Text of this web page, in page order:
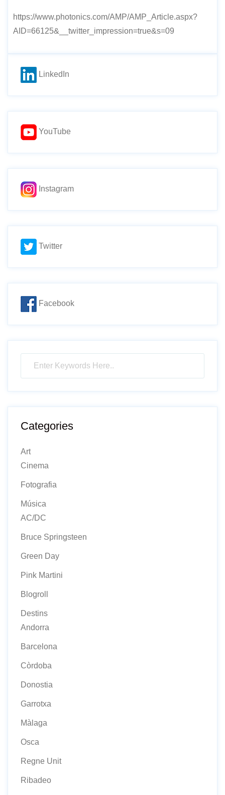
https://www.photonics.com/AMP/AMP_Article.aspx?
AID=66125&__twitter_impression=true&s=09
LinkedIn
YouTube
Instagram
Twitter
Facebook
Categories
Art
Cinema
Fotografia
Música
AC/DC
Bruce Springsteen
Green Day
Pink Martini
Blogroll
Destins
Andorra
Barcelona
Còrdoba
Donostia
Garrotxa
Màlaga
Osca
Regne Unit
Ribadeo